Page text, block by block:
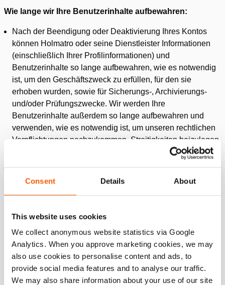
Consent Details About
This website uses cookies
We collect anonymous website statistics via Google
Analytics. When you approve marketing cookies, we may
also use cookies to personalise content and ads, to
provide social media features and to analyse our traffic.
We may also share information about your use of our site
Wie lange wir Ihre Benutzerinhalte aufbewahren:
Nach der Beendigung oder Deaktivierung Ihres Kontos
können Holmatro oder seine Dienstleister Informationen
(einschließlich Ihrer Profilinformationen) und
Benutzerinhalte so lange aufbewahren, wie es notwendig
ist, um den Geschäftszweck zu erfüllen, für den sie
erhoben wurden, sowie für Sicherungs-, Archivierungs-
und/oder Prüfungszwecke. Wir werden Ihre
Benutzerinhalte außerdem so lange aufbewahren und
verwenden, wie es notwendig ist, um unseren rechtlichen
Verpflichtungen nachzukommen, Streitigkeiten beizulegen
einem mobilen Gerät empfangen wird. Dritte können
Informationen über Ihre Online-Aktivitäten im Laufe der Zeit
und über verschiedene Websites hinweg sammeln, wenn
Sie die Dienste nutzen.
Wenn Sie in Kalifornien ansässig sind, können Sie gemäß